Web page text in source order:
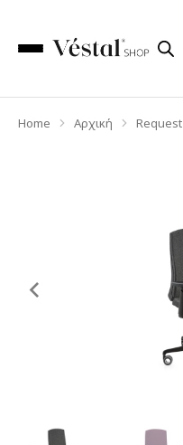
You are here:
Home Αρχική Request
Previous